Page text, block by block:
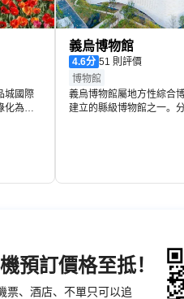
城國際
化為主
義烏博物館
4.6分
51 則評價
博物館
義烏博物館屬地方性綜合
建立的縣級博物館之一。
預訂價格至抵！
票、酒店、不單只可以追